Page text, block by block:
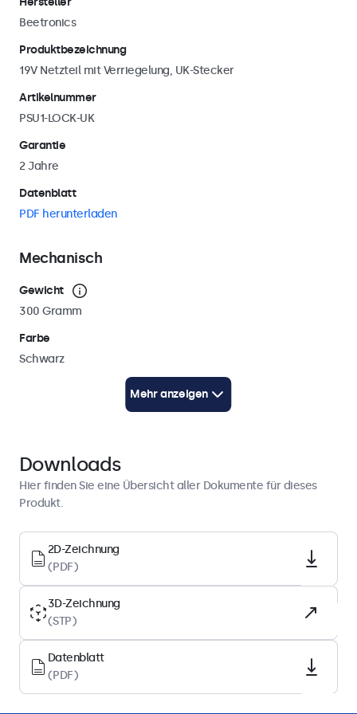
Beetronics
Produktbezeichnung
19V Netzteil mit Verriegelung, UK-Stecker
Artikelnummer
PSU1-LOCK-UK
Garantie
2 Jahre
Datenblatt
PDF herunterladen
Mechanisch
Gewicht
300 Gramm
Farbe
Schwarz
250 cm (AC: 100 cm / DC: 150 cm)
PDF herunterladen
Technische Zeichnung (3D)
CAD/STP herunterladen
Energie
Innendurchmesser
2,1 mm
Außendurchmesser
5,5 mm
Steckertyp
UK
Mehr anzeigen
Downloads
Hier finden Sie eine Übersicht aller Dokumente für dieses
Produkt.
2D-Zeichnung
(PDF)
3D-Zeichnung
(STP)
Datenblatt
(PDF)